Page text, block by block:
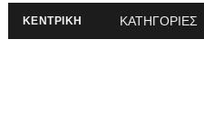
ΚΕΝΤΡΙΚΗ